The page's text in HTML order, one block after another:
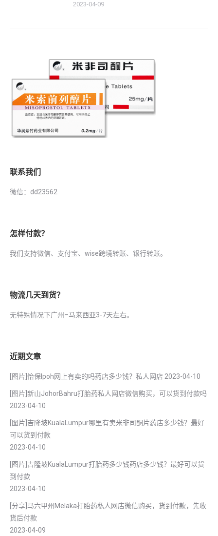
2023-04-09
联系我们
微信：dd23562
怎样付款？
我们支持微信、支付宝、wise跨境转账、银行转账。
物流几天到货？
无特殊情况下广州–马来西亚3-7天左右。
近期文章
[图片]怡保lpoh网上有卖的吗药店多少钱？私人网店 2023-04-10
[图片]新山JohorBahru打胎药私人网店微信购买，可以货到付款吗
2023-04-10
[图片]吉隆坡KualaLumpur哪里有卖米非司酮片药店多少钱？最好
可以货到付款
2023-04-10
[图片]吉隆坡KualaLumpur打胎药多少钱药店多少钱？最好可以货
到付款
2023-04-10
[分享]马六甲州Melaka打胎药私人网店微信购买，货到付款，先收
货后付款
2023-04-09